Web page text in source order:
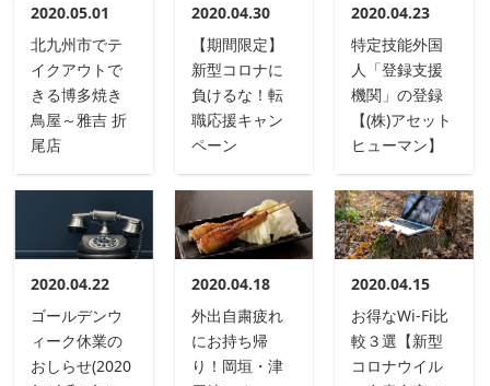
2020.05.01
北九州市でテ
イクアウトで
きる博多焼き
鳥屋～雅吉 折
尾店
2020.04.30
【期間限定】
新型コロナに
負けるな！転
職応援キャン
ペーン
2020.04.23
特定技能外国
人「登録支援
機関」の登録
【(株)アセット
ヒューマン】
2020.04.22
ゴールデンウ
ィーク休業の
おしらせ(2020
2020.04.18
外出自粛疲れ
にお持ち帰
り！岡垣・津
2020.04.15
お得なWi-Fi比
較３選【新型
コロナウイル